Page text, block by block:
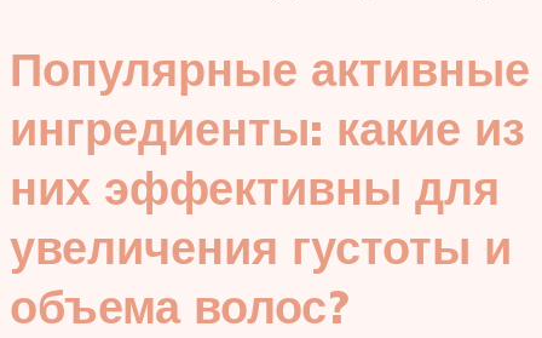
Популярные активные
ингредиенты: какие из
них эффективны для
увеличения густоты и
объема волос?